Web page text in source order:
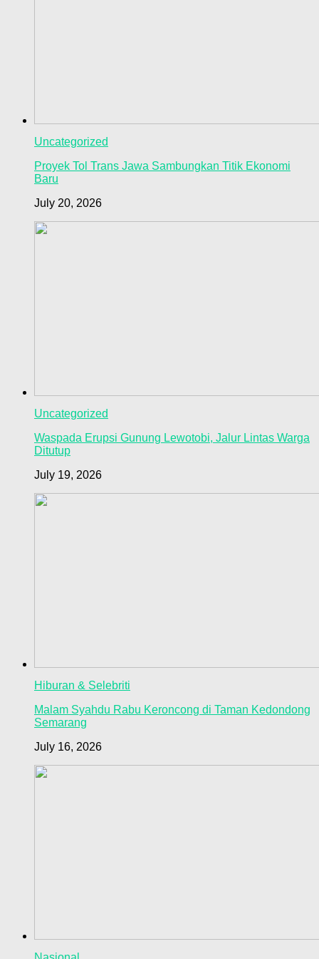
Uncategorized
Proyek Tol Trans Jawa Sambungkan Titik Ekonomi
Baru
July 20, 2026
Uncategorized
Waspada Erupsi Gunung Lewotobi, Jalur Lintas Warga
Ditutup
July 19, 2026
Hiburan & Selebriti
Malam Syahdu Rabu Keroncong di Taman Kedondong
Semarang
July 16, 2026